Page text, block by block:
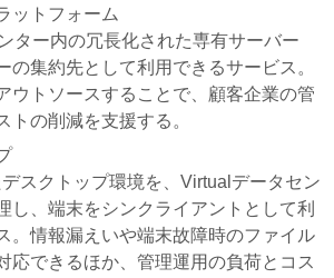
ットフォーム
ター内の冗長化された専有サーバー
の集約先として利用できるサービス。
ウトソースすることで、顧客企業の管
トの削減を支援する。
スクトップ環境を、Virtualデータセン
し、端末をシンクライアントとして利
。情報漏えいや端末故障時のファイル
応できるほか、管理運用の負荷とコス